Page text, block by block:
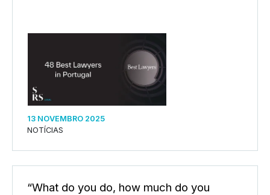
13 NOVEMBRO 2025
NOTÍCIAS
“What do you do, how much do you